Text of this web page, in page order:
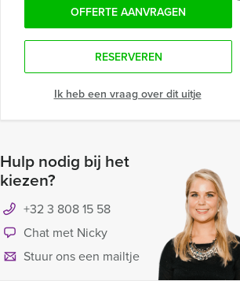
OFFERTE AANVRAGEN
RESERVEREN
Ik heb een vraag over dit uitje
Hulp nodig bij het
kiezen?
+32 3 808 15 58
Chat met Nicky
Stuur ons een mailtje